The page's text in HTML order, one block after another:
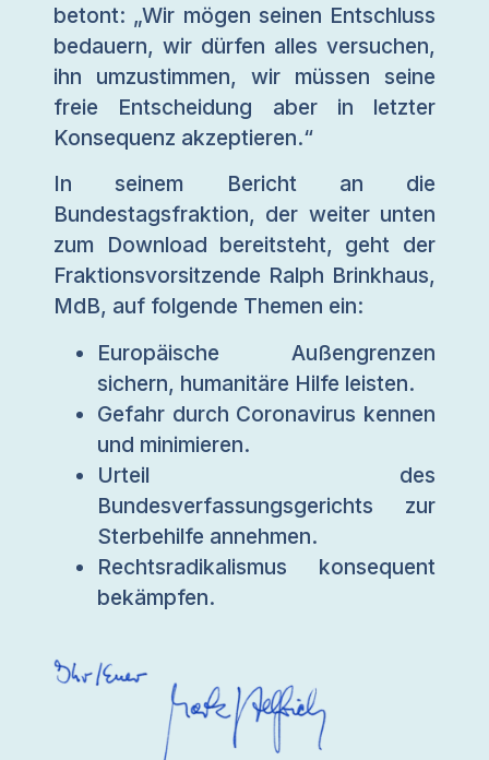
betont: „Wir mögen seinen Entschluss
bedauern, wir dürfen alles versuchen,
ihn umzustimmen, wir müssen seine
freie Entscheidung aber in letzter
Konsequenz akzeptieren.“
In seinem Bericht an die
Bundestagsfraktion, der weiter unten
zum Download bereitsteht, geht der
Fraktionsvorsitzende Ralph Brinkhaus,
MdB, auf folgende Themen ein:
Europäische Außengrenzen
sichern, humanitäre Hilfe leisten.
Gefahr durch Coronavirus kennen
und minimieren.
Urteil des
Bundesverfassungsgerichts zur
Sterbehilfe annehmen.
Rechtsradikalismus konsequent
bekämpfen.